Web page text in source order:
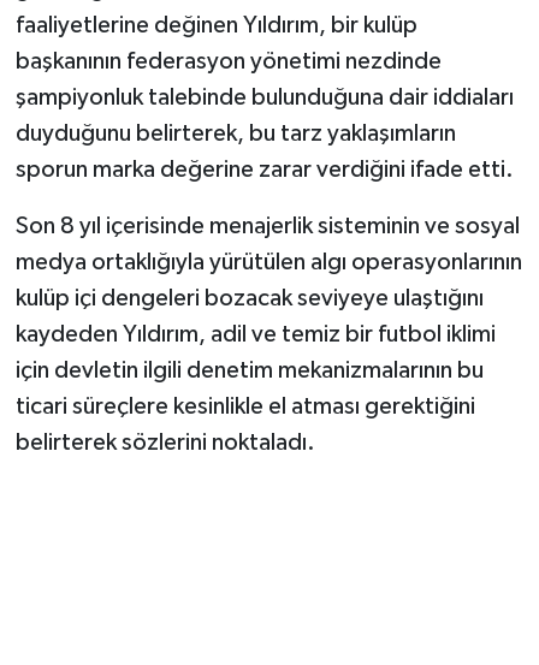
faaliyetlerine değinen Yıldırım, bir kulüp
başkanının federasyon yönetimi nezdinde
şampiyonluk talebinde bulunduğuna dair iddiaları
duyduğunu belirterek, bu tarz yaklaşımların
sporun marka değerine zarar verdiğini ifade etti.
Son 8 yıl içerisinde menajerlik sisteminin ve sosyal
medya ortaklığıyla yürütülen algı operasyonlarının
kulüp içi dengeleri bozacak seviyeye ulaştığını
kaydeden Yıldırım, adil ve temiz bir futbol iklimi
için devletin ilgili denetim mekanizmalarının bu
ticari süreçlere kesinlikle el atması gerektiğini
belirterek sözlerini noktaladı.